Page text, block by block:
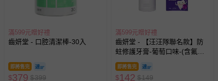
-個人衛生用品（例如尿布、貼身衣物、泳裝、襪子、地
墊、寢具類等）。
-新生兒親膚衣物（嬰幼兒包巾與背巾、包屁衣、學習
褲、紗布衣等）。
-接觸性孕哺產品（奶嘴、奶瓶、擠乳器、哺乳衣、托腹
-其他原廠盒裝商品封口處已貼上「不可拆封」，或具警
滿599元贈好禮
齒妍堂 - 口腔清潔棒-30入
即將售完
$379 $399
滿599元贈好禮
齒妍堂 - 【汪汪隊聯名款】防
蛀修護牙膏-葡萄口味-(含氟，
約為1200ppm)-80g
即將售完
$142 $149